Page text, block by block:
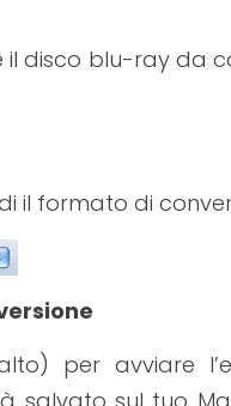
disco blu-ray da
il formato di
per avviare